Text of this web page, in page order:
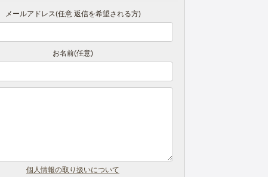
メールアドレス(任意 返信を希望される方)
お名前(任意)
個人情報の取り扱いについて